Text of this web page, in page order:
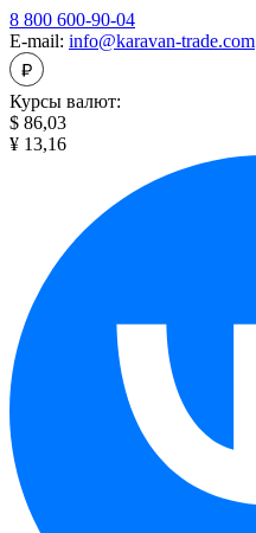
8 800 600-90-04
E-mail: info@karavan-trade.com
Курсы валют:
$ 86,03
¥ 13,16